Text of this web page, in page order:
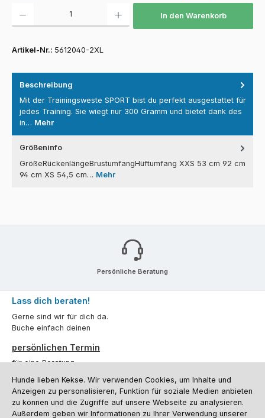
In den Warenkorb
Artikel-Nr.: 5612040-2XL
Beschreibung
Mit der Trainingsweste SPORT bist du perfekt ausgestattet für
jedes Training. Sie wiegt nur 300 Gramm und bietet dank des
in… Mehr
Größeninfo
GrößeRückenlängeBrustumfangHüftumfang XXS 53 cm 92 cm
94 cm XS 54,5 cm… Mehr
Persönliche Beratung
Lass dich beraten!
Gerne sind wir für dich da.
Buche einfach deinen
persönlichen Termin
für eine Beratung.
Oder über unserKontaktformular.
Vertrag widerrufen
Hunde lieben Kekse. Wir verwenden Cookies, um Inhalte und
Anzeigen zu personalisieren, Funktion für soziale Medien anbieten
zu können und die Zugriffe auf unsere Webseite zu analysieren.
Außerdem geben wir Informationen zu Ihrer Verwendung unserer